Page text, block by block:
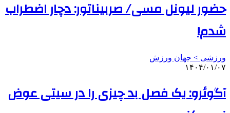
حضور لیونل مسی/ صربیناتور: دچار اضطراب
شدم!
ورزشی > جهان ورزش
۱۴۰۴/۰۱/۰۷
آگوئرو: یک فصل بد چیزی را در سیتی عوض